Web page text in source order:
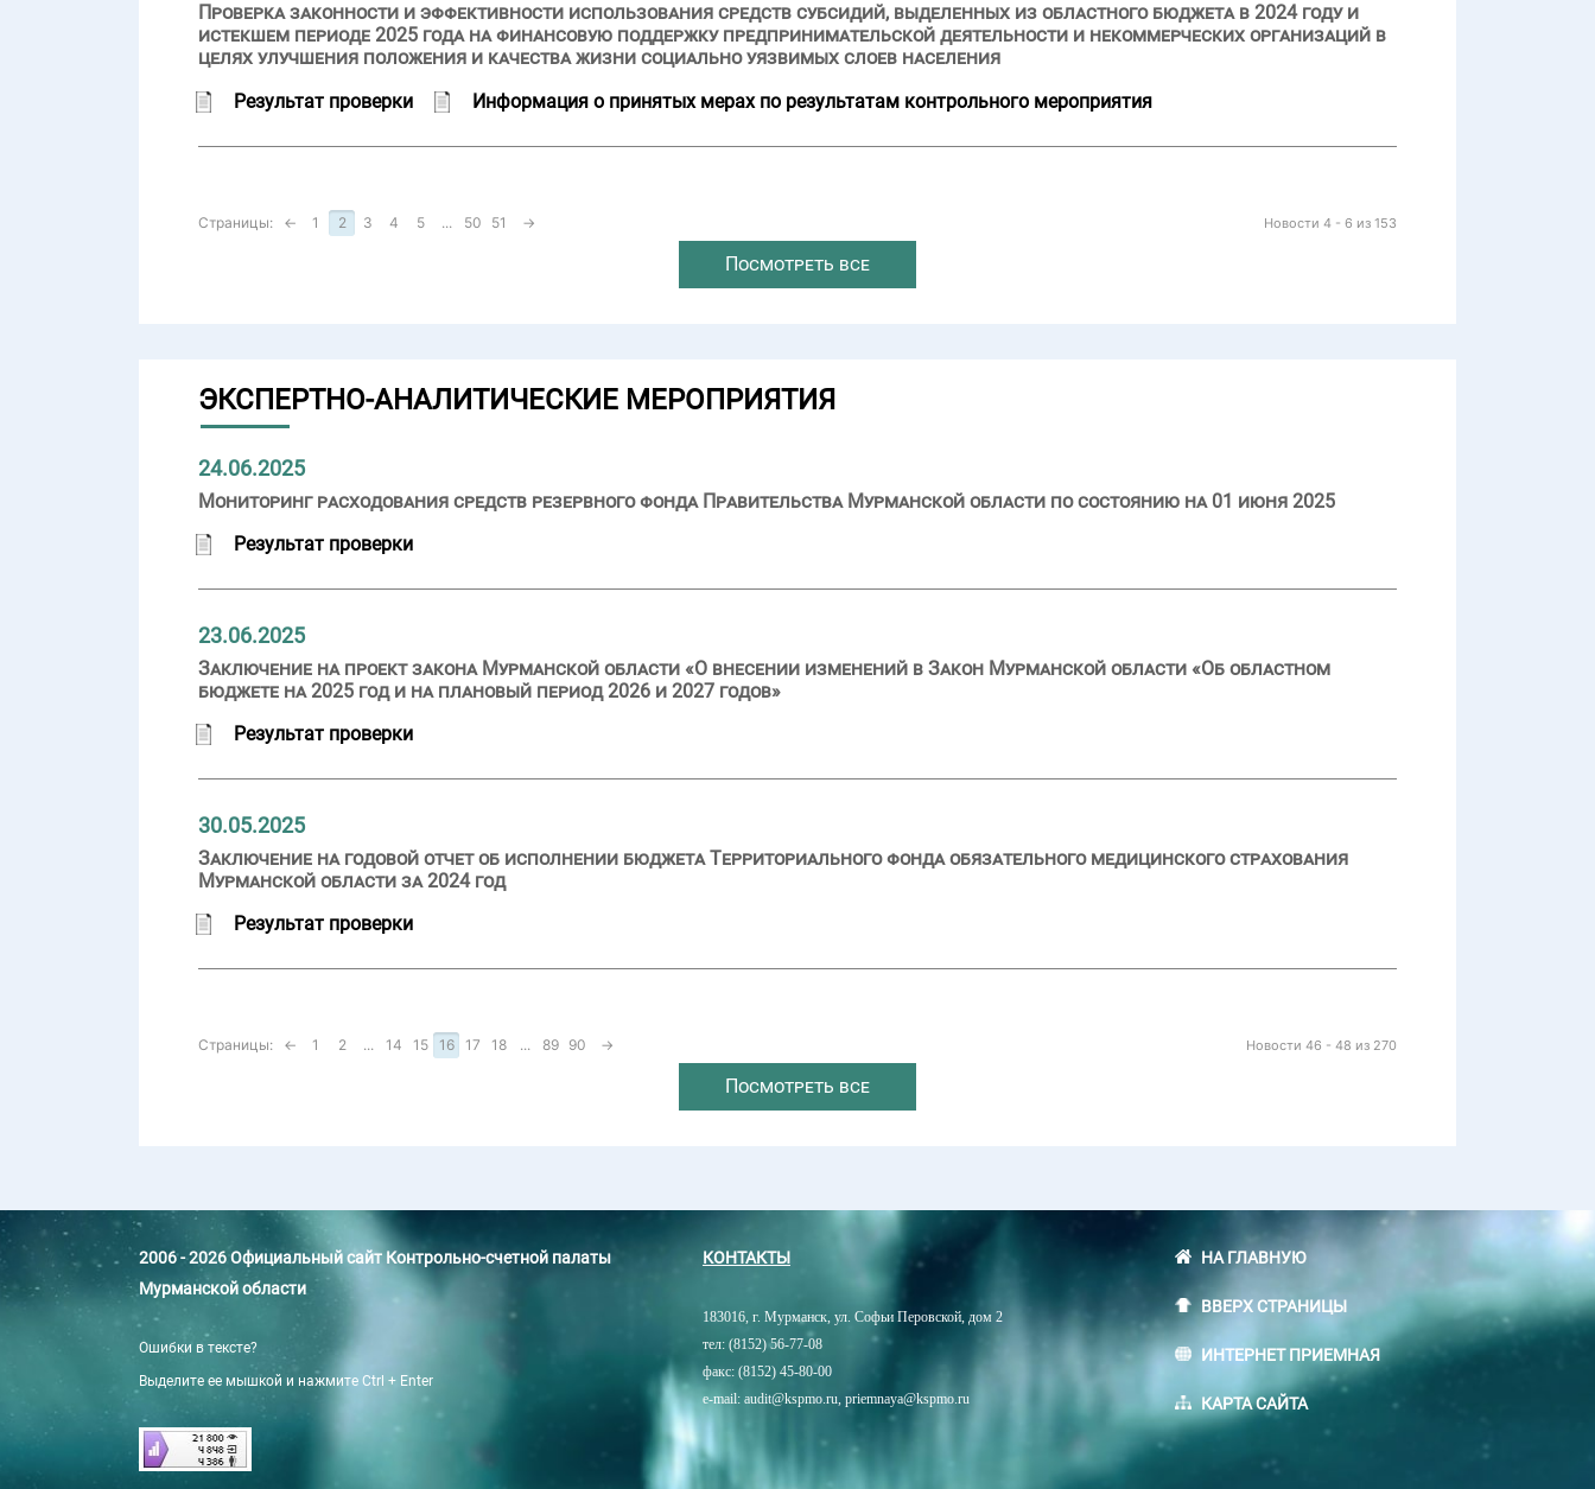
Проверка законности и эффективности использования средств субсидий, выделенных из областного бюджета в 2024 году и
истекшем периоде 2025 года на финансовую поддержку предпринимательской деятельности и некоммерческих организаций в
целях улучшения положения и качества жизни социально уязвимых слоев населения
Результат проверки
Информация о принятых мерах по результатам контрольного мероприятия
Новости 4 - 6 из 153
Страницы: ← 1 2 3 4 5 ... 50 51 →
Посмотреть все
ЭКСПЕРТНО-АНАЛИТИЧЕСКИЕ МЕРОПРИЯТИЯ
24.06.2025
Мониторинг расходования средств резервного фонда Правительства Мурманской области по состоянию на 01 июня 2025
Результат проверки
23.06.2025
Заключение на проект закона Мурманской области «О внесении изменений в Закон Мурманской области «Об областном
бюджете на 2025 год и на плановый период 2026 и 2027 годов»
Результат проверки
30.05.2025
Заключение на годовой отчет об исполнении бюджета Территориального фонда обязательного медицинского страхования
Мурманской области за 2024 год
Результат проверки
Новости 46 - 48 из 270
Страницы: ← 1 2 ... 14 15 16 17 18 ... 89 90 →
Посмотреть все
2006 - 2026 Официальный сайт Контрольно-счетной палаты
Мурманской области
Ошибки в тексте?
Выделите ее мышкой и нажмите Ctrl + Enter
КОНТАКТЫ
183016, г. Мурманск, ул. Софьи Перовской, дом 2
тел: (8152) 56-77-08
факс: (8152) 45-80-00
e-mail: audit@kspmo.ru, priemnaya@kspmo.ru
НА ГЛАВНУЮ
ВВЕРХ СТРАНИЦЫ
ИНТЕРНЕТ ПРИЕМНАЯ
КАРТА САЙТА